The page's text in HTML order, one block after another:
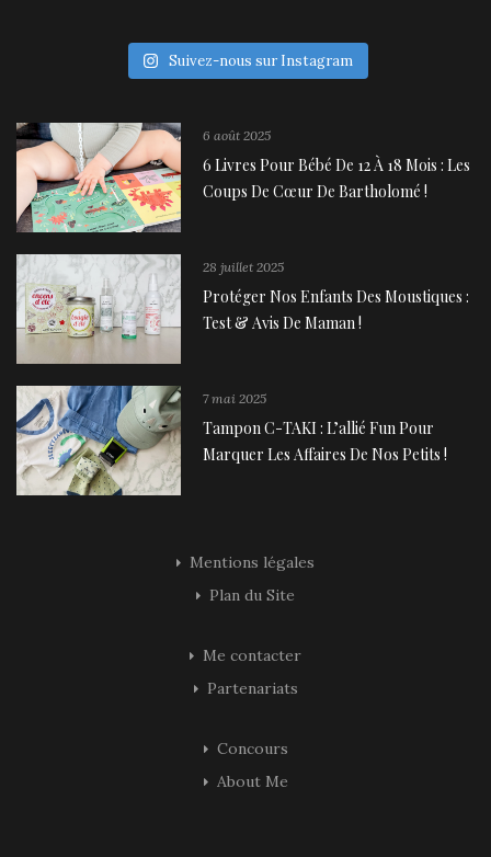
Suivez-nous sur Instagram
6 août 2025
6 Livres Pour Bébé De 12 À 18 Mois : Les
Coups De Cœur De Bartholomé !
28 juillet 2025
Protéger Nos Enfants Des Moustiques :
Test & Avis De Maman !
7 mai 2025
Tampon C-TAKI : L’allié Fun Pour
Marquer Les Affaires De Nos Petits !
Mentions légales
Plan du Site
Me contacter
Partenariats
Concours
About Me